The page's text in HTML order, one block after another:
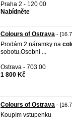
Praha 2 - 120 00
Nabídněte
Colours of Ostrava -
Prodám 2 náramky na
sobotu.Osobni ...
Ostrava - 703 00
1 800 Kč
Colours of Ostrava -
Koupím vstupenku